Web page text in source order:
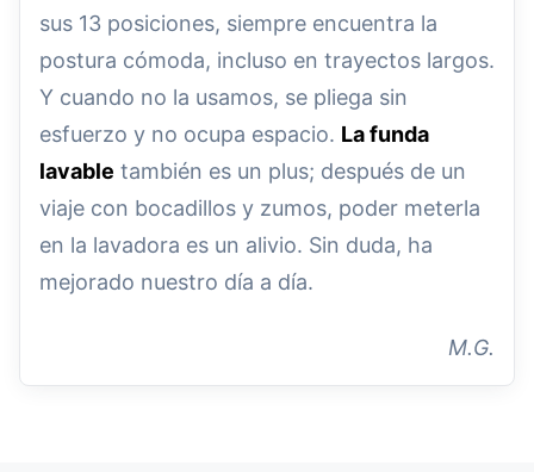
sus 13 posiciones, siempre encuentra la
postura cómoda, incluso en trayectos largos.
Y cuando no la usamos, se pliega sin
esfuerzo y no ocupa espacio. La funda
lavable también es un plus; después de un
viaje con bocadillos y zumos, poder meterla
en la lavadora es un alivio. Sin duda, ha
mejorado nuestro día a día.
M.G.